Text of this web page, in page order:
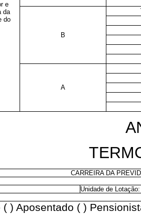
e
da
do
B
A
CARREIRA DA
Unidade de Lotação:
( ) Aposentado ( )